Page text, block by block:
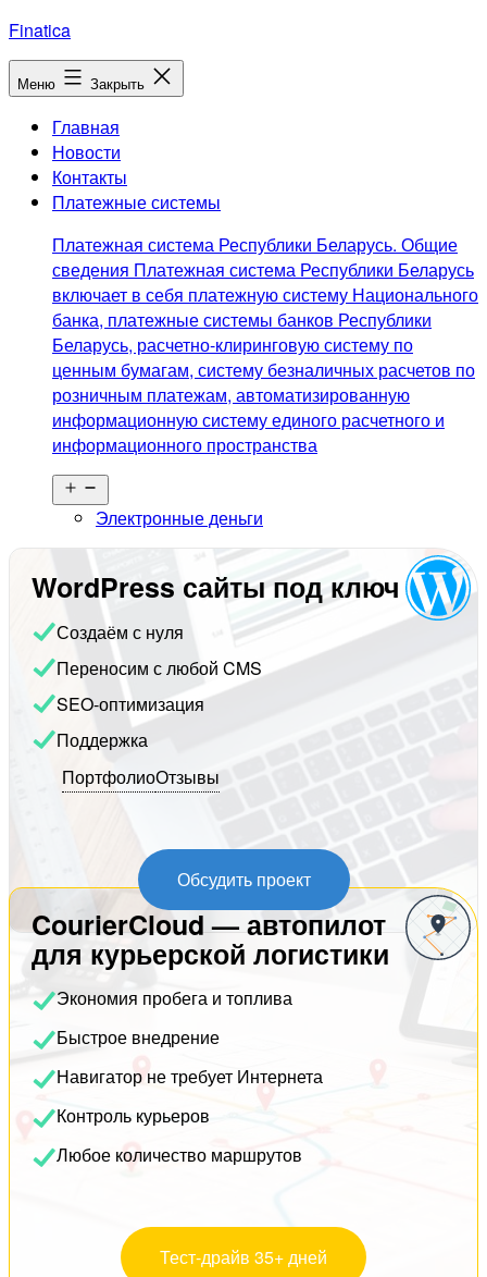
Перейти
к
содержимому
Finatica
Меню Закрыть
Главная
Новости
Контакты
Платежные системы
Платежная система Республики Беларусь. Общие
сведения Платежная система Республики Беларусь
включает в себя платежную систему Национального
банка, платежные системы банков Республики
Беларусь, расчетно-клиринговую систему по
ценным бумагам, систему безналичных расчетов по
розничным платежам, автоматизированную
информационную систему единого расчетного и
информационного пространства
меню
Электронные деньги
WordPress сайты под ключ
Создаём с нуля
Переносим с любой CMS
SEO-оптимизация
Поддержка
ПортфолиоОтзывы
Обсудить проект
CourierCloud — автопилот
для курьерской логистики
Экономия пробега и топлива
Быстрое внедрение
Навигатор не требует Интернета
Контроль курьеров
Любое количество маршрутов
Тест-драйв 35+ дней